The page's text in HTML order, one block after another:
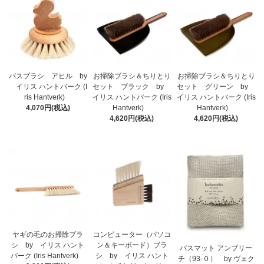
バスブラシ アヒル by
イリス ハントバーク (I
ris Hantverk)
4,070円(税込)
お掃除ブラシ＆ちりとり
セット ブラック by
イリス ハントバーク (Iris
Hantverk)
4,620円(税込)
お掃除ブラシ＆ちりとり
セット グリーン by
イリス ハントバーク (Iris
Hantverk)
4,620円(税込)
ヤギの毛のお掃除ブラ
シ by イリス ハント
バーク (Iris Hantverk)
コンピューター（パソコ
ン＆キーボード）ブラ
シ by イリス ハント
バスマット アンブリー
チ（93-０） by ヴェク